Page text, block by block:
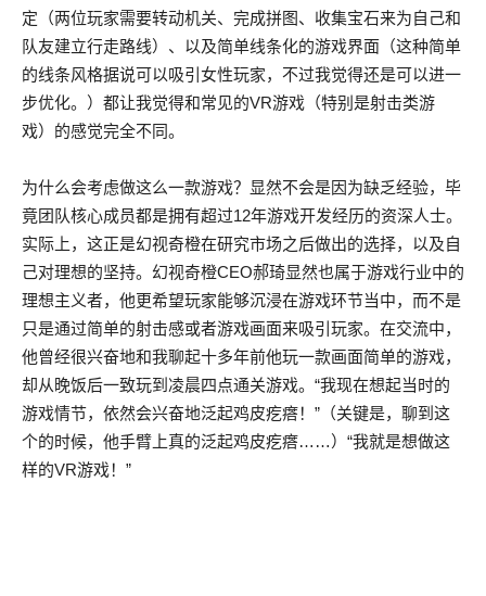
定（两位玩家需要转动机关、完成拼图、收集宝石来为自己和
队友建立行走路线）、以及简单线条化的游戏界面（这种简单
的线条风格据说可以吸引女性玩家，不过我觉得还是可以进一
步优化。）都让我觉得和常见的VR游戏（特别是射击类游
戏）的感觉完全不同。
为什么会考虑做这么一款游戏？显然不会是因为缺乏经验，毕
竟团队核心成员都是拥有超过12年游戏开发经历的资深人士。
实际上，这正是幻视奇橙在研究市场之后做出的选择，以及自
己对理想的坚持。幻视奇橙CEO郝琦显然也属于游戏行业中的
理想主义者，他更希望玩家能够沉浸在游戏环节当中，而不是
只是通过简单的射击感或者游戏画面来吸引玩家。在交流中，
他曾经很兴奋地和我聊起十多年前他玩一款画面简单的游戏，
却从晚饭后一致玩到凌晨四点通关游戏。“我现在想起当时的
游戏情节，依然会兴奋地泛起鸡皮疙瘩！”（关键是，聊到这
个的时候，他手臂上真的泛起鸡皮疙瘩……）“我就是想做这
样的VR游戏！”